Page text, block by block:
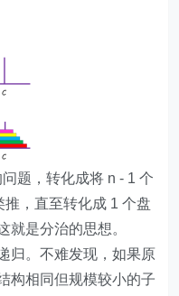
题，转化成将 n - 1 个
，直至转化成 1 个盘
就是分治的思想。
归。不难发现，如果原
构相同但规模较小的子